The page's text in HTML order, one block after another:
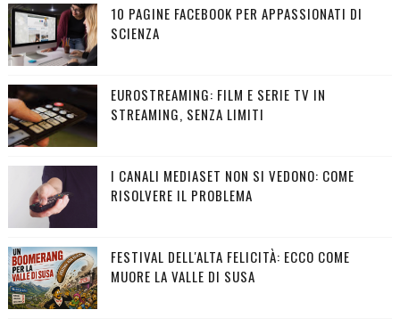
10 PAGINE FACEBOOK PER APPASSIONATI DI
SCIENZA
EUROSTREAMING: FILM E SERIE TV IN
STREAMING, SENZA LIMITI
I CANALI MEDIASET NON SI VEDONO: COME
RISOLVERE IL PROBLEMA
FESTIVAL DELL'ALTA FELICITÀ: ECCO COME
MUORE LA VALLE DI SUSA